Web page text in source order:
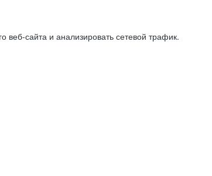
сайта и анализировать сетевой трафик.